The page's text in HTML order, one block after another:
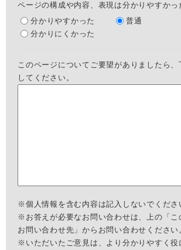
ページの構成や内容、表現は分かりやすかっ
分かりやすかった
普通
分かりにくかった
このページについてご要望がありましたら、
してください。
※個人情報を含む内容は記入しないでくださ
※お答えが必要なお問い合わせは、上の「こ
お問い合わせ先」からお問い合わせください
※いただいたご意見は、より分かりやすく役